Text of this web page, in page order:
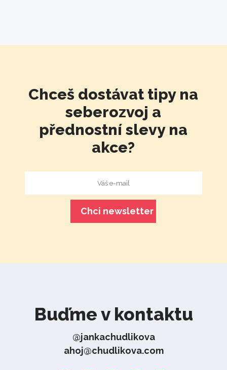
Chceš dostávat tipy na
seberozvoj a
přednostní slevy na
akce?
Buďme v kontaktu
@jankachudlikova
ahoj@chudlikova.com